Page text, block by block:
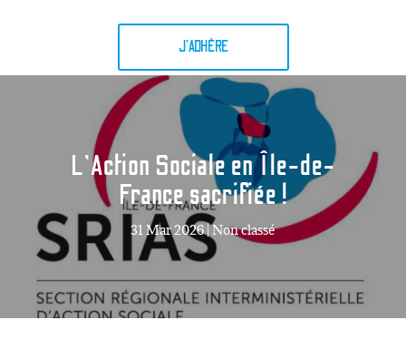
J'ADHÈRE
L’Action Sociale en Île-de-
France sacrifiée !
31 Mar 2026|Non classé